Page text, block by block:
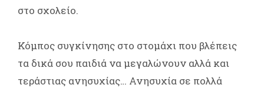
στο σχολείο.
Κόμπος συγκίνησης στο στομάχι που βλέπεις
τα δικά σου παιδιά να μεγαλώνουν αλλά και
τεράστιας ανησυχίας… Ανησυχία σε πολλά